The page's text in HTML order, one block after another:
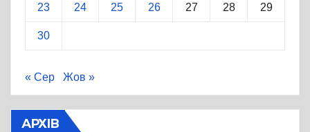
23 24 25 26 27 28 29
30
« Сер Жов »
АРХІВ